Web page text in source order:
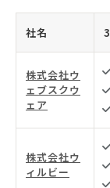
社名
株式会社ウ
ェブスクウ
ェア
株式会社ウ
ィルビー